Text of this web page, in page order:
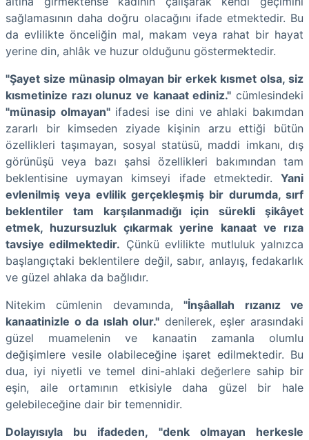
sağlamasının daha doğru olacağını ifade etmektedir. Bu
da evlilikte önceliğin mal, makam veya rahat bir hayat
yerine din, ahlâk ve huzur olduğunu göstermektedir.
"Şayet size münasip olmayan bir erkek kısmet olsa, siz
kısmetinize razı olunuz ve kanaat ediniz." cümlesindeki
"münasip olmayan"ifadesi ise dini ve ahlaki bakımdan
zararlı bir kimseden ziyade kişinin arzu ettiği bütün
özellikleri taşımayan, sosyal statüsü, maddi imkanı, dış
görünüşü veya bazı şahsi özellikleri bakımından tam
beklentisine uymayan kimseyi ifade etmektedir. Yani
evlenilmiş veya evlilik gerçekleşmiş bir durumda, sırf
beklentiler tam karşılanmadığı için sürekli şikâyet
etmek, huzursuzluk çıkarmak yerine kanaat ve rıza
tavsiye edilmektedir. Çünkü evlilikte mutluluk yalnızca
başlangıçtaki beklentilere değil, sabır, anlayış, fedakarlık
ve güzel ahlaka da bağlıdır.
Nitekim cümlenin devamında,"İnşâallah rızanız ve
kanaatinizle o da ıslah olur." denilerek, eşler arasındaki
güzel muamelenin ve kanaatin zamanla olumlu
değişimlere vesile olabileceğine işaret edilmektedir. Bu
dua, iyi niyetli ve temel dini-ahlaki değerlere sahip bir
eşin, aile ortamının etkisiyle daha güzel bir hale
gelebileceğine dair bir temennidir.
Dolayısıyla bu ifadeden, "denk olmayan herkesle